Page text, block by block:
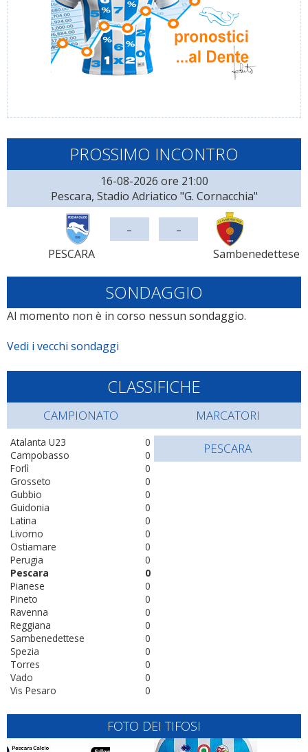
PROSSIMO INCONTRO
16-08-2026 ore 21:00
Pescara, Stadio Adriatico "G. Cornacchia"
PESCARA
- -
Sambenedettese
SONDAGGIO
Al momento non è in corso nessun sondaggio.
Vedi i vecchi sondaggi
CLASSIFICHE
CAMPIONATO
0
Atalanta U23
0
Campobasso
0
Forlì
0
Grosseto
0
Gubbio
0
Guidonia
0
Latina
0
Livorno
0
Ostiamare
0
Perugia
0
Pescara
0
Pianese
0
Pineto
0
Ravenna
0
Reggiana
0
Sambenedettese
0
Spezia
0
Torres
0
Vado
0
Vis Pesaro
MARCATORI
PESCARA
FOTO DEI TIFOSI